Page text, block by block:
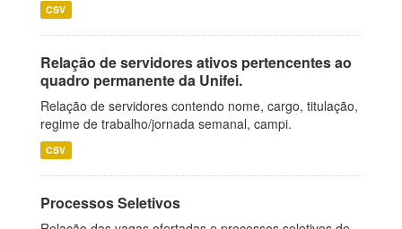
CSV
Relação de servidores ativos pertencentes ao
quadro permanente da Unifei.
Relação de servidores contendo nome, cargo, titulação,
regime de trabalho/jornada semanal, campi.
CSV
Processos Seletivos